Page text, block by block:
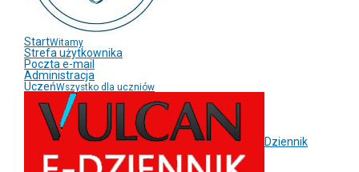
StartWitamy
Strefa użytkownika
Poczta e-mail
Administracja
UczeńWszystko dla uczniów
Dziennik